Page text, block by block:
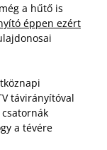
a hűtő is
éppen ezért
távirányítóval
a tévére